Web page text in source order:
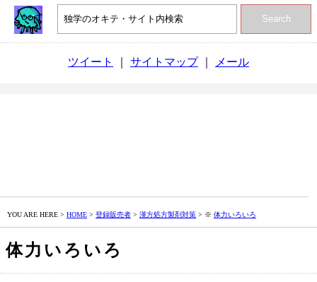
Search
ツイート サイトマップ｜ メール
YOU ARE HERE > HOME > 登録販売者 > 漢方処方製剤対策 > ※ 体力いろいろ
体力いろいろ